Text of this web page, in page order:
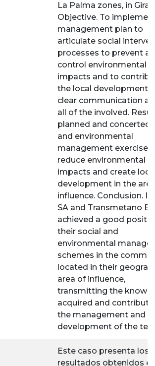
La Palma zones, in
Objective. To
management plan to
articulate social
processes to prevent
control environmental
impacts and to
the local development
clear communication
all of the involved.
planned and concerted
and environmental
management exercise
reduce environmental
impacts and create
development in the
influence. Conclusion.
SA and Transmetano
achieved a good
their social and
environmental
schemes in the
located in their
area of influence,
transmitting the
acquired and
the management and
development of the
Este caso presenta los
resultados obtenidos